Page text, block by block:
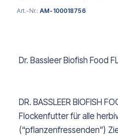
Art.-Nr.:AM-100018756
Dr. Bassleer Biofish Food
DR. BASSLEER BIOFISH
Flockenfutter für alle
(“pflanzenfressenden”)